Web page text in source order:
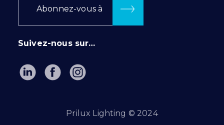
Abonnez-vous à
Suivez-nous sur…
Prilux Lighting © 2024